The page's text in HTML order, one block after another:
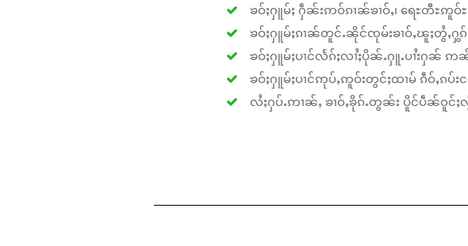
ၶဝ်ႈႁူမ်ႈ ႁဵၼ်းဢဝ်ၵၢၼ်ၶၢဝ်ႇ၊ ရေႊတီႊဢူဝ်
ၶဝ်ႈႁူမ်ႈၵၢၼ်တူင်ႉၼိုင်ၸုမ်းၶၢဝ်ႇၽူႈတွႆႇႁွ
ၶဝ်ႈႁူမ်ႈပၢင်လႅၵ်ႈလၢႆႈပိုၼ်ႉႁူႉပၢႆးႁၼ်
ၶဝ်ႈႁူမ်ႈပၢင်ဢုပ်ႇဢူဝ်းတွင်ႈထၢမ် ၵဵဝ်ႇၵပ်းင
လႆႈႁပ်ႉဢၢၼ်ႇ ၶၢဝ်ႇၶိုၵ်ႉတွၼ်း ပိူင်ပဵၼ်ဝူင်